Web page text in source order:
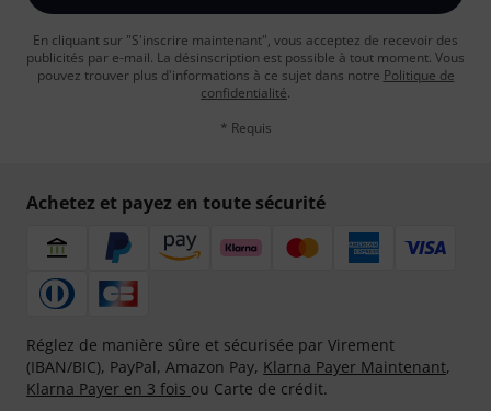
En cliquant sur "S'inscrire maintenant", vous acceptez de recevoir des
publicités par e-mail. La désinscription est possible à tout moment. Vous
pouvez trouver plus d'informations à ce sujet dans notre Politique de
confidentialité.
* Requis
Achetez et payez en toute sécurité
Réglez de manière sûre et sécurisée par Virement
(IBAN/BIC), PayPal, Amazon Pay, Klarna Payer Maintenant,
Klarna Payer en 3 fois ou Carte de crédit.